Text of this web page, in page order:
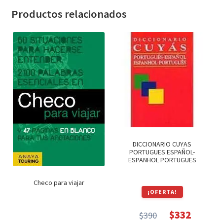
TEXTOS EN INGLES (39)
TEXTOS INGLES (49)
Varios (751)
Productos relacionados
Checo para viajar
DICCIONARIO CUYAS
PORTUGUES ESPAÑOL-
ESPANHOL PORTUGUES
¡OFERTA!
$390 $332